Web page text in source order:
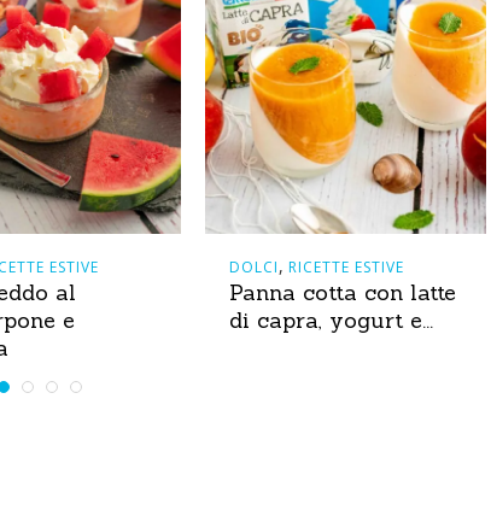
ESTIVE
al
e
DOLCI,RICETTE ESTIVE
Panna cotta con latte
di capra, yogurt e...